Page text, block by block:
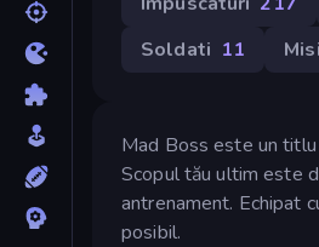
Soldati 11
Mad Boss este un
Scopul tău ultim este
antrenament. Echipat
posibil.